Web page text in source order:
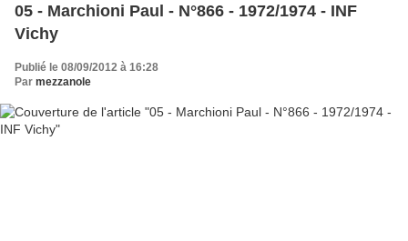
05 - Marchioni Paul - N°866 - 1972/1974 - INF
Vichy
Publié le 08/09/2012 à 16:28
Par mezzanole